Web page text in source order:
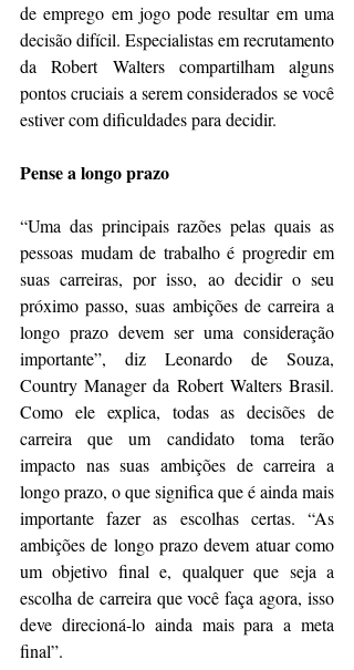
de emprego em jogo pode resultar em uma
decisão difícil. Especialistas em recrutamento
da Robert Walters compartilham alguns
pontos cruciais a serem considerados se você
estiver com dificuldades para decidir.
Pense a longo prazo
“Uma das principais razões pelas quais as
pessoas mudam de trabalho é progredir em
suas carreiras, por isso, ao decidir o seu
próximo passo, suas ambições de carreira a
longo prazo devem ser uma consideração
importante”, diz Leonardo de Souza,
Country Manager da Robert Walters Brasil.
Como ele explica, todas as decisões de
carreira que um candidato toma terão
impacto nas suas ambições de carreira a
longo prazo, o que significa que é ainda mais
importante fazer as escolhas certas. “As
ambições de longo prazo devem atuar como
um objetivo final e, qualquer que seja a
escolha de carreira que você faça agora, isso
deve direcioná-lo ainda mais para a meta
final”.